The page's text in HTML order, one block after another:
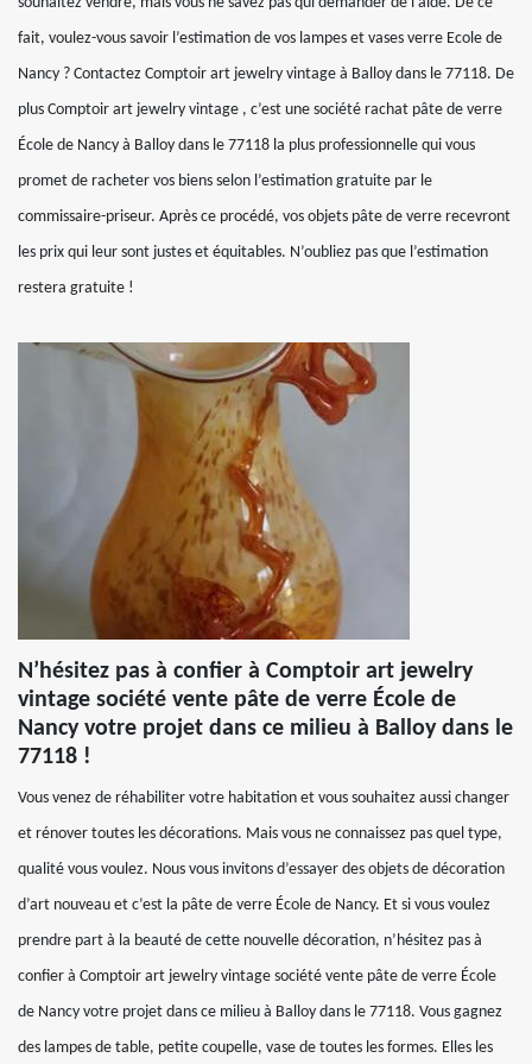
fait, voulez-vous savoir l’estimation de vos lampes et vases verre Ecole de
Nancy ? Contactez Comptoir art jewelry vintage à Balloy dans le 77118. De
plus Comptoir art jewelry vintage , c’est une société rachat pâte de verre
École de Nancy à Balloy dans le 77118 la plus professionnelle qui vous
promet de racheter vos biens selon l’estimation gratuite par le
commissaire-priseur. Après ce procédé, vos objets pâte de verre recevront
les prix qui leur sont justes et équitables. N’oubliez pas que l’estimation
restera gratuite !
N’hésitez pas à confier à Comptoir art jewelry
vintage société vente pâte de verre École de
Nancy votre projet dans ce milieu à Balloy dans le
77118 !
Vous venez de réhabiliter votre habitation et vous souhaitez aussi changer
et rénover toutes les décorations. Mais vous ne connaissez pas quel type,
qualité vous voulez. Nous vous invitons d’essayer des objets de décoration
d’art nouveau et c’est la pâte de verre École de Nancy. Et si vous voulez
prendre part à la beauté de cette nouvelle décoration, n’hésitez pas à
confier à Comptoir art jewelry vintage société vente pâte de verre École
de Nancy votre projet dans ce milieu à Balloy dans le 77118. Vous gagnez
des lampes de table, petite coupelle, vase de toutes les formes. Elles les